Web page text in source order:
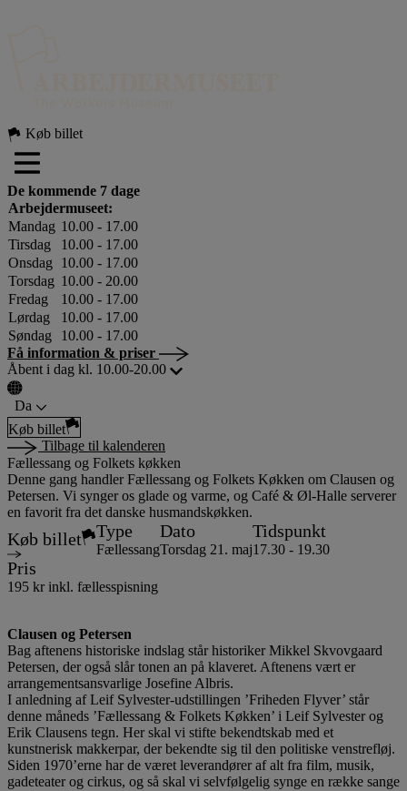
Køb billet
De kommende 7 dage
Arbejdermuseet:
Mandag 10.00 - 17.00
Tirsdag
10.00 - 17.00
Onsdag
10.00 - 17.00
Torsdag 10.00 - 20.00
Fredag
10.00 - 17.00
Lørdag
10.00 - 17.00
Søndag
10.00 - 17.00
Få information & priser
Åbent i dag kl. 10.00-20.00
Da
Køb billet
Tilbage til kalenderen
Fællessang og Folkets køkken
Denne gang handler Fællessang og Folkets Køkken om Clausen og
Petersen. Vi synger os glade og varme, og Café & Øl-Halle serverer
en favorit fra det danske husmandskøkken.
Køb billet Type
Fællessang
Dato
Torsdag 21. maj
Tidspunkt
17.30 - 19.30
Pris
195 kr inkl. fællesspisning
Clausen og Petersen
Bag aftenens historiske indslag står historiker Mikkel Skvovgaard
Petersen, der også slår tonen an på klaveret. Aftenens vært er
arrangementsansvarlige Josefine Albris.
I anledning af Leif Sylvester-udstillingen ’Friheden Flyver’ står
denne måneds ’Fællessang & Folkets Køkken’ i Leif Sylvester og
Erik Clausens tegn. Her skal vi stifte bekendtskab med et
kunstnerisk makkerpar, der bekendte sig til den politiske venstrefløj.
Siden 1970’erne har de været leverandører af alt fra film, musik,
gadeteater og cirkus, og så skal vi selvfølgelig synge en række sange